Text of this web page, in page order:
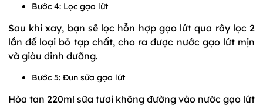
Bước 4: Lọc gạo lứt
Sau khi xay, bạn sẽ lọc hỗn hợp gạo lứt qua rây lọc 2
lần để loại bỏ tạp chất, cho ra được nước gạo lứt mịn
và giàu dinh dưỡng.
Bước 5: Đun sữa gạo lứt
Hòa tan 220ml sữa tươi không đường vào nước gạo lứt